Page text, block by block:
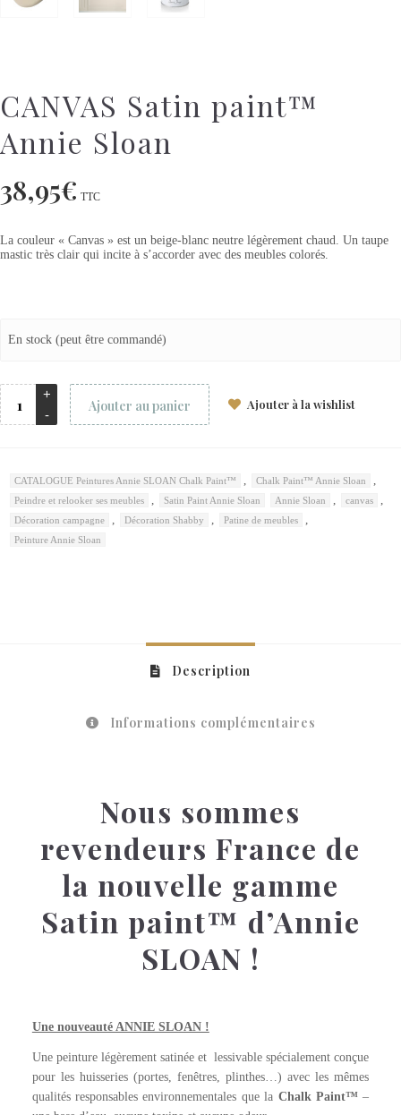
CANVAS Satin paint™
Annie Sloan
38,95€ TTC
La couleur « Canvas » est un beige-blanc neutre légèrement chaud. Un taupe
mastic très clair qui incite à s’accorder avec des meubles colorés.
En stock (peut être commandé)
Ajouter au panier Ajouter à la wishlist
CATALOGUE Peintures Annie SLOAN Chalk Paint™ , Chalk Paint™ Annie Sloan ,
Peindre et relooker ses meubles , Satin Paint Annie Sloan Annie Sloan , canvas ,
Décoration campagne , Décoration Shabby , Patine de meubles ,
Peinture Annie Sloan
Description
Informations complémentaires
Nous sommes
revendeurs France de
la nouvelle gamme
Satin paint™ d’Annie
SLOAN !
Une nouveauté ANNIE SLOAN !
Une peinture légèrement satinée et lessivable spécialement conçue
pour les huisseries (portes, fenêtres, plinthes…) avec les mêmes
qualités responsables environnementales que la Chalk Paint™–